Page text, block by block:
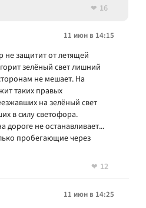
16
11 июн в 14:15
не защитит от летящей
зелёный свет лишний
не мешает. На
таких правых
на зелёный свет
в силу светофора.
дороге не останавливает...
пробегающие через
12
11 июн в 14:25